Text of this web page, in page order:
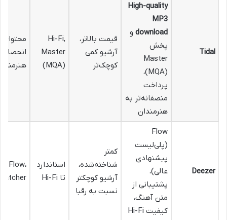
Tidal
High-quality
MP3
download و
پخش
Master
(MQA)،
پرداخت
منصفانه‌تر به
هنرمندان
قیمت بالاتر،
آرشیو کمی
کوچک‌تر
Hi-Fi,
Master
(MQA)
محتوای
Deezer
Flow
(پلی‌لیست
پیشنهادی
عالی)،
پشتیبانی از
متن آهنگ،
کیفیت Hi-Fi
کمتر
شناخته‌شده،
آرشیو کوچکتر
نسبت به رقبا
استاندارد
تا Hi-Fi
Flow،